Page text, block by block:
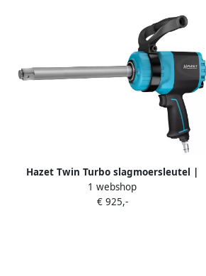
Hazet Twin Turbo slagmoersleutel |
lange spindel 9014LGTT |
Losdraaimoment maximaal [Nm]: 3850
1 webshop
€ 925,-